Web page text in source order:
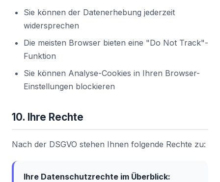
Sie können der Datenerhebung jederzeit
widersprechen
Die meisten Browser bieten eine "Do Not Track"-
Funktion
Sie können Analyse-Cookies in Ihren Browser-
Einstellungen blockieren
10. Ihre Rechte
Nach der DSGVO stehen Ihnen folgende Rechte zu:
Ihre Datenschutzrechte im Überblick: